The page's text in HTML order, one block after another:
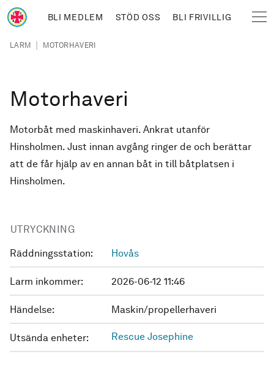
Hoppa till huvudinnehåll
BLI MEDLEM STÖD OSS BLI FRIVILLIG
Länkstig
LARM | MOTORHAVERI
Motorhaveri
Motorbåt med maskinhaveri. Ankrat utanför
Hinsholmen. Just innan avgång ringer de och berättar
att de får hjälp av en annan båt in till båtplatsen i
Hinsholmen.
UTRYCKNING
Räddningsstation: Hovås
Larm inkommer: 2026-06-12 11:46
Händelse: Maskin/propellerhaveri
Utsända enheter: Rescue Josephine